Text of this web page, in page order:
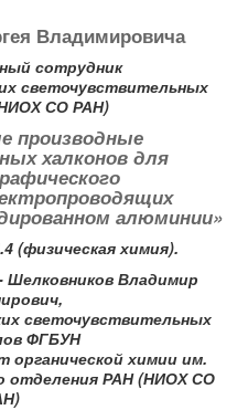
Владимировича
сотрудник
светочувствительных
СО РАН)
производные
халконов для
алюминии»
(физическая химия).
Шелковников Владимир
светочувствительных
ФГБУН
химии им.
отделения РАН (НИОХ СО